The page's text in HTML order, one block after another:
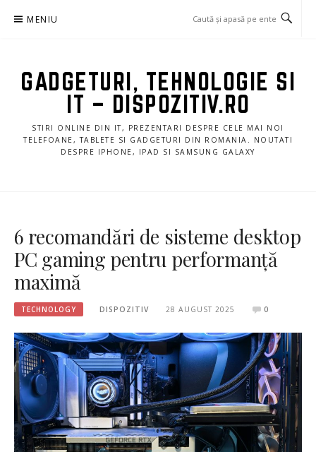
MENIU
GADGETURI, TEHNOLOGIE SI
IT – DISPOZITIV.RO
STIRI ONLINE DIN IT, PREZENTARI DESPRE CELE MAI NOI
TELEFOANE, TABLETE SI GADGETURI DIN ROMANIA. NOUTATI
DESPRE IPHONE, IPAD SI SAMSUNG GALAXY
6 recomandări de sisteme desktop
PC gaming pentru performanță
maximă
TECHNOLOGY DISPOZITIV 28 AUGUST 2025 0